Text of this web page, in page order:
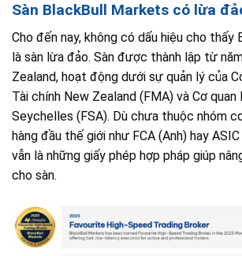
Sàn BlackBull Markets có lừa
Cho đến nay, không có dấu hiệu cho thấy
là sàn lừa đảo. Sàn được thành lập từ
Zealand, hoạt động dưới sự quản lý của
Tài chính New Zealand (FMA) và Cơ quan
Seychelles (FSA). Dù chưa thuộc nhóm
hàng đầu thế giới như FCA (Anh) hay
vẫn là những giấy phép hợp pháp giúp
cho sàn.